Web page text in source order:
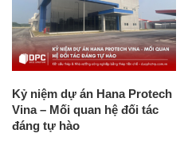
Kỷ niệm dự án Hana Protech
Vina – Mối quan hệ đối tác
đáng tự hào